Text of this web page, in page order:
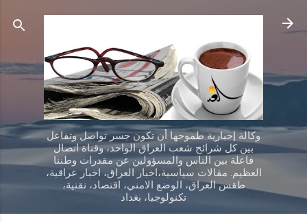
التخطي إلى المحتوى الرئيسي
وكالة إخبارية طموحها أن تكون جسر تواصل وتفاعل
بين كل شرائح شعب العراق الواحد، وقناة اتصال
فاعلة بين الناس والمسؤولين عن مقدرات وطننا
العظيم. مقالات سياسية،اخبار العراق، اخبار عراقية،
طقس العراق، الوضع الامني، اقتصاد، تقنية،
تكنولوجيا، بغداد